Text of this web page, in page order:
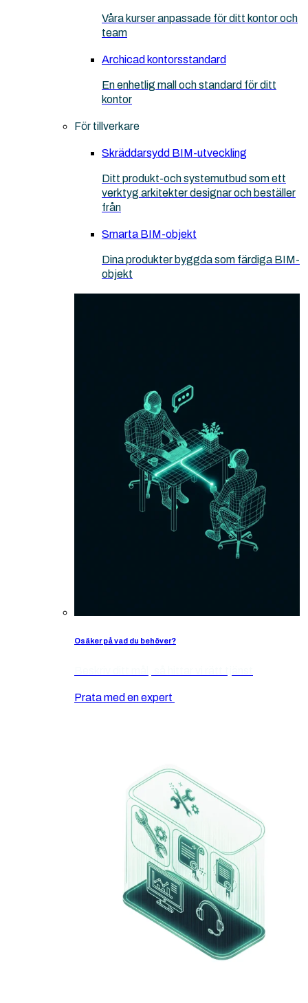
Våra kurser anpassade för ditt kontor och
team
Archicad kontorsstandard
En enhetlig mall och standard för ditt
kontor
För tillverkare
Skräddarsydd BIM-utveckling
Ditt produkt-och systemutbud som ett
verktyg arkitekter designar och beställer
från
Smarta BIM-objekt
Dina produkter byggda som färdiga BIM-
objekt
Osäker på vad du behöver?
Prata med en expert